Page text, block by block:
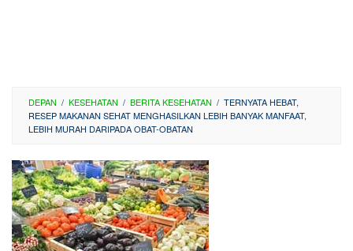
DEPAN / KESEHATAN / BERITA KESEHATAN / TERNYATA HEBAT,
RESEP MAKANAN SEHAT MENGHASILKAN LEBIH BANYAK MANFAAT,
LEBIH MURAH DARIPADA OBAT-OBATAN